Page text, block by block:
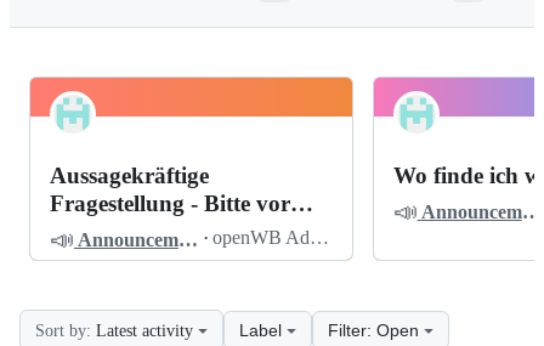
openWB
Discussions
Pinned
Aussagekräftige
Fragestellung - Bitte vor
dem Posten lesen
📣 Announcements · openWB Admin
Wo finde ich
📣 Announcements
Sort by: Latest activity Label Filter: Open